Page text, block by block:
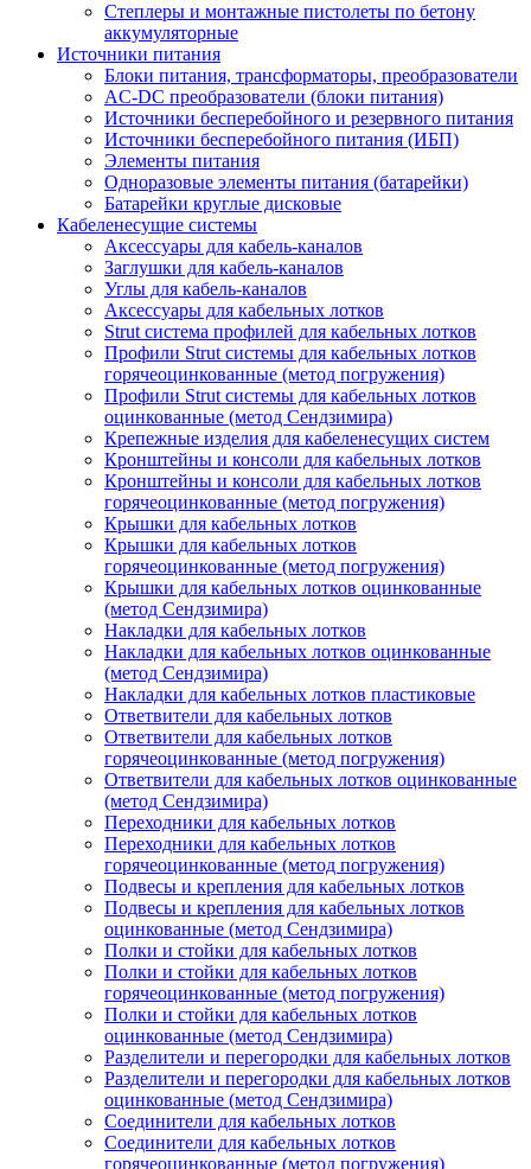
Степлеры и монтажные пистолеты по бетону
аккумуляторные
Источники питания
Блоки питания, трансформаторы, преобразователи
AC-DC преобразователи (блоки питания)
Источники бесперебойного и резервного питания
Источники бесперебойного питания (ИБП)
Элементы питания
Одноразовые элементы питания (батарейки)
Батарейки круглые дисковые
Кабеленесущие системы
Аксессуары для кабель-каналов
Заглушки для кабель-каналов
Углы для кабель-каналов
Аксессуары для кабельных лотков
Strut система профилей для кабельных лотков
Профили Strut системы для кабельных лотков
горячеоцинкованные (метод погружения)
Профили Strut системы для кабельных лотков
оцинкованные (метод Сендзимира)
Крепежные изделия для кабеленесущих систем
Кронштейны и консоли для кабельных лотков
Кронштейны и консоли для кабельных лотков
горячеоцинкованные (метод погружения)
Крышки для кабельных лотков
Крышки для кабельных лотков
горячеоцинкованные (метод погружения)
Крышки для кабельных лотков оцинкованные
(метод Сендзимира)
Накладки для кабельных лотков
Накладки для кабельных лотков оцинкованные
(метод Сендзимира)
Накладки для кабельных лотков пластиковые
Ответвители для кабельных лотков
Ответвители для кабельных лотков
горячеоцинкованные (метод погружения)
Ответвители для кабельных лотков оцинкованные
(метод Сендзимира)
Переходники для кабельных лотков
Переходники для кабельных лотков
горячеоцинкованные (метод погружения)
Подвесы и крепления для кабельных лотков
Подвесы и крепления для кабельных лотков
оцинкованные (метод Сендзимира)
Полки и стойки для кабельных лотков
Полки и стойки для кабельных лотков
горячеоцинкованные (метод погружения)
Полки и стойки для кабельных лотков
оцинкованные (метод Сендзимира)
Разделители и перегородки для кабельных лотков
Разделители и перегородки для кабельных лотков
оцинкованные (метод Сендзимира)
Соединители для кабельных лотков
Соединители для кабельных лотков
горячеоцинкованные (метод погружения)